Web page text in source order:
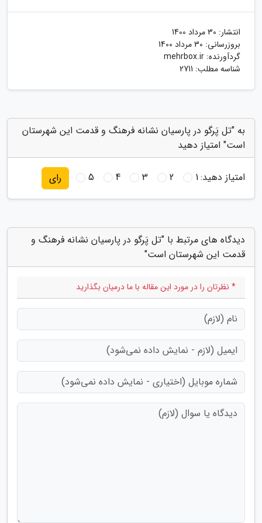
انتشار: 30 مرداد 1400
بروزرسانی: 30 مرداد 1400
گردآورنده: mehrbox.ir
شناسه مطلب: 2711
به "تل پَرگو در پارسیان نشانه فرهنگ و قدمت این شهرستان
است" امتیاز دهید
امتیاز دهید:1
2
3
4
5 رای
دیدگاه های مرتبط با "تل پَرگو در پارسیان نشانه فرهنگ و
قدمت این شهرستان است"
* نظرتان را در مورد این مقاله با ما درمیان بگذارید